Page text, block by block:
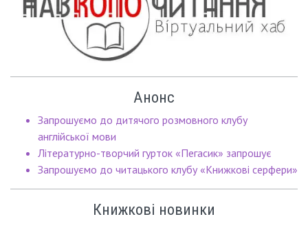
Анонс
Запрошуємо до дитячого розмовного клубу
англійської мови
Літературно-творчий гурток «Пегасик» запрошує
Запрошуємо до читацького клубу «Книжкові серфери»
Книжкові новинки